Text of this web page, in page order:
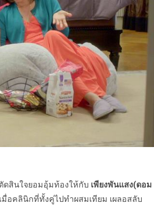
ดสินใจยอมอุ้มท้องให้กับ เพียงพันแสง(ดอม
มื่อคลินิกที่ทั้งคู่ไปทำผสมเทียม เผลอสลับ